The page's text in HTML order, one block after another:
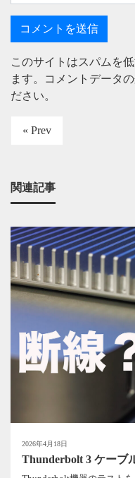
このサイトはスパムを
ます。
コメントデータ
ださい。
« Prev
関連記事
2026年4月18日
Thunderbolt 3 ケーブ